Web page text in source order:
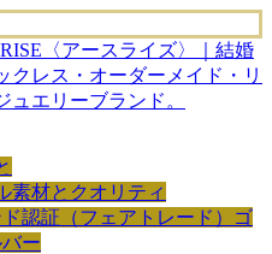
素材とクオリティ
認証（フェアトレード）ゴ
ー